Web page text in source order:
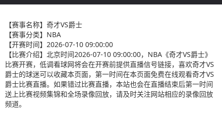
【赛事名称】 奇才VS爵士
【赛事分类】 NBA
【开赛时间】 2026-07-10 09:00:00
【比赛介绍】 北京时间2026-07-10 09:00:00，NBA《奇才VS爵士》
比赛开赛，低调看球网将会在开赛前提供直播信号链接，喜欢奇才VS
爵士的球迷可以收藏本页面，第一时间在本页面免费在线观看奇才VS
爵士比赛直播。如果错过比赛直播，本站也会在直播结束后第一时间
送上比赛视频集锦和全场录像回放，请及时关注网站相应的录像回放
频道。